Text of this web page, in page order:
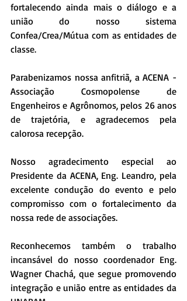
fortalecendo ainda mais o diálogo e a
união do nosso sistema
Confea/Crea/Mútua com as entidades de
classe.
Parabenizamos nossa anfitriã, a ACENA -
Associação Cosmopolense de
Engenheiros e Agrônomos, pelos 26 anos
de trajetória, e agradecemos pela
calorosa recepção.
Nosso agradecimento especial ao
Presidente da ACENA, Eng. Leandro, pela
excelente condução do evento e pelo
compromisso com o fortalecimento da
nossa rede de associações.
Reconhecemos também o trabalho
incansável do nosso coordenador Eng.
Wagner Chachá, que segue promovendo
integração e união entre as entidades da